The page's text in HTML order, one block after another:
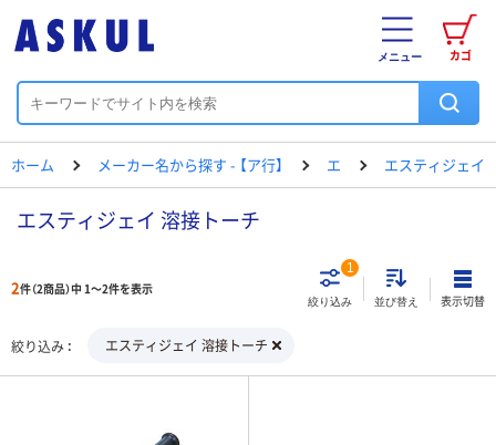
カゴ
メニュー
ホーム メーカー名から探す - 【ア行】 エ エスティジェイ
エスティジェイ 溶接トーチ
2件（2商品）中 1～2件を表示
絞り込み
1
並び替え 表示切替
絞り込み エスティジェイ 溶接トーチ